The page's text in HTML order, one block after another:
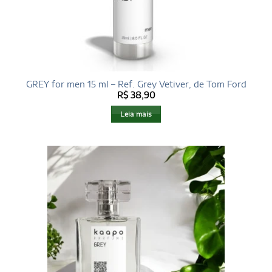
GREY for men 15 ml – Ref. Grey Vetiver, de Tom Ford
R$38,90
Leia mais